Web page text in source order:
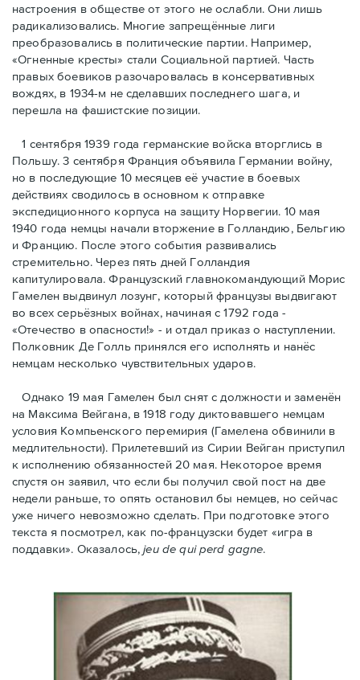
настроения в обществе от этого не ослабли. Они лишь
радикализовались. Многие запрещённые лиги
преобразовались в политические партии. Например,
«Огненные кресты» стали Социальной партией. Часть
правых боевиков разочаровалась в консервативных
вождях, в 1934-м не сделавших последнего шага, и
перешла на фашистские позиции.
1 сентября 1939 года германские войска вторглись в
Польшу. 3 сентября Франция объявила Германии войну,
но в последующие 10 месяцев её участие в боевых
действиях сводилось в основном к отправке
экспедиционного корпуса на защиту Норвегии. 10 мая
1940 года немцы начали вторжение в Голландию, Бельгию
и Францию. После этого события развивались
стремительно. Через пять дней Голландия
капитулировала. Французский главнокомандующий Морис
Гамелен выдвинул лозунг, который французы выдвигают
во всех серьёзных войнах, начиная с 1792 года -
«Отечество в опасности!» - и отдал приказ о наступлении.
Полковник Дe Голль принялся его исполнять и нанёс
немцам несколько чувствительных ударов.
Однако 19 мая Гамелен был снят с должности и заменён
на Максима Вейгана, в 1918 году диктовавшего немцам
условия Компьенского перемирия (Гамелена обвинили в
медлительности). Прилетевший из Сирии Вейган приступил
к исполнению обязанностей 20 мая. Hекоторое время
спустя oн заявил, что если бы получил свой пост на две
недели раньше, то опять остановил бы немцев, но сейчас
уже ничего невозможно сделать. При подготовке этого
текста я посмотрел, как по-французски будет «игра в
поддавки». Оказалось,jeu de qui perd gagne.